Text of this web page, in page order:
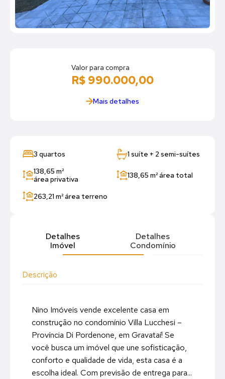
Valor para compra
R$ 990.000,00
Mais detalhes
3 quartos
1 suíte + 2 semi-suítes
138,65 m²
área privativa
138,65 m²área total
263,21 m²área terreno
Detalhes
Imóvel
Detalhes
Condomínio
Descrição
Nino Imóveis vende excelente casa em
construção no condomínio Villa Lucchesi –
Província Di Pordenone, em Gravataí! Se
você busca um imóvel que une sofisticação,
conforto e qualidade de vida, esta casa é a
escolha ideal. Com previsão de entrega para...